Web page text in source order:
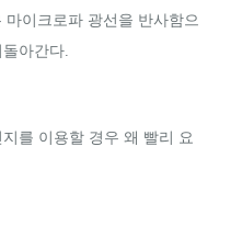
이크로파 광선을 반사함으
아간다.
를 이용할 경우 왜 빨리 요